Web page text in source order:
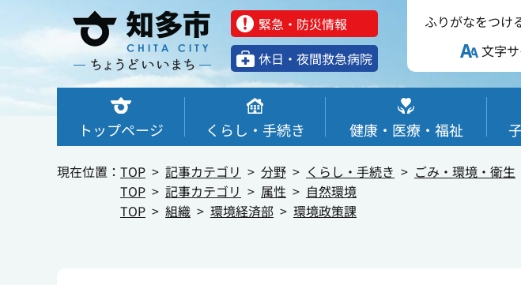
緊急・防災情報
休⽇・夜間救急病院
ふりがなをつけ
文字
トップページ くらし・手続き 健康・医療・福祉
現在位置： TOP 記事カテゴリ 分野 くらし・手続き ごみ・環境・衛生
TOP
記事カテゴリ 属性
自然環境
TOP
組織 環境経済部 環境政策課